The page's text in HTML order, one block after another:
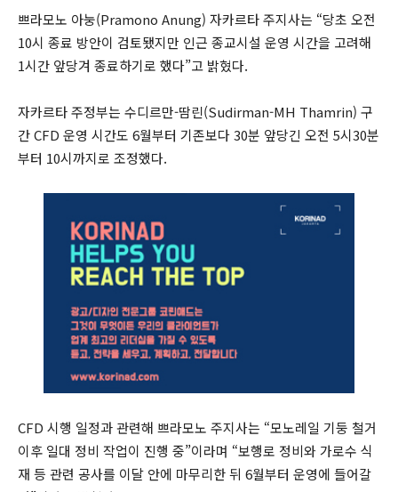
쁘라모노 아눙(Pramono Anung) 자카르타 주지사는 “당초 오전
10시 종료 방안이 검토됐지만 인근 종교시설 운영 시간을 고려해
1시간 앞당겨 종료하기로 했다”고 밝혔다.
자카르타 주정부는 수디르만-땀린(Sudirman-MH Thamrin) 구
간 CFD 운영 시간도 6월부터 기존보다 30분 앞당긴 오전 5시30분
부터 10시까지로 조정했다.
CFD 시행 일정과 관련해 쁘라모노 주지사는 “모노레일 기둥 철거
이후 일대 정비 작업이 진행 중”이라며 “보행로 정비와 가로수 식
재 등 관련 공사를 이달 안에 마무리한 뒤 6월부터 운영에 들어갈